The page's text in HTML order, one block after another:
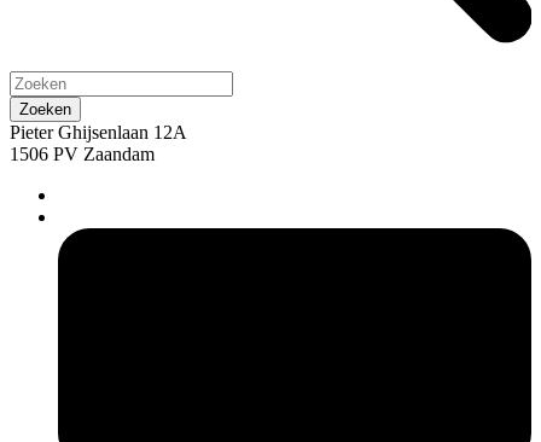
Pieter Ghijsenlaan 12A
1506 PV Zaandam